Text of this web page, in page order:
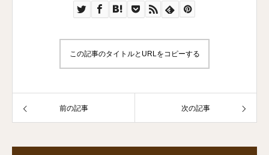
この記事のタイトルとURLをコピーする
前の記事 次の記事